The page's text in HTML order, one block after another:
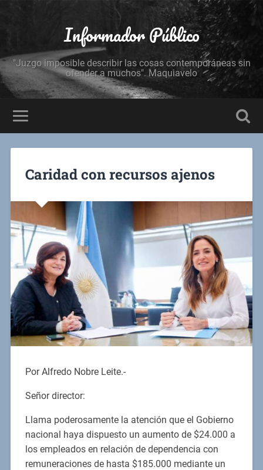
Informador Público
"Juzgo imposible describir las cosas contemporáneas sin
ofender a muchos". Maquiavelo
Caridad con recursos ajenos
Por Alfredo Nobre Leite.-
Señor director:
Llama poderosamente la atención que el Gobierno
nacional haya dispuesto un aumento de $24.000 a
los empleados en relación de dependencia con
remuneraciones de hasta $185.000 mediante un